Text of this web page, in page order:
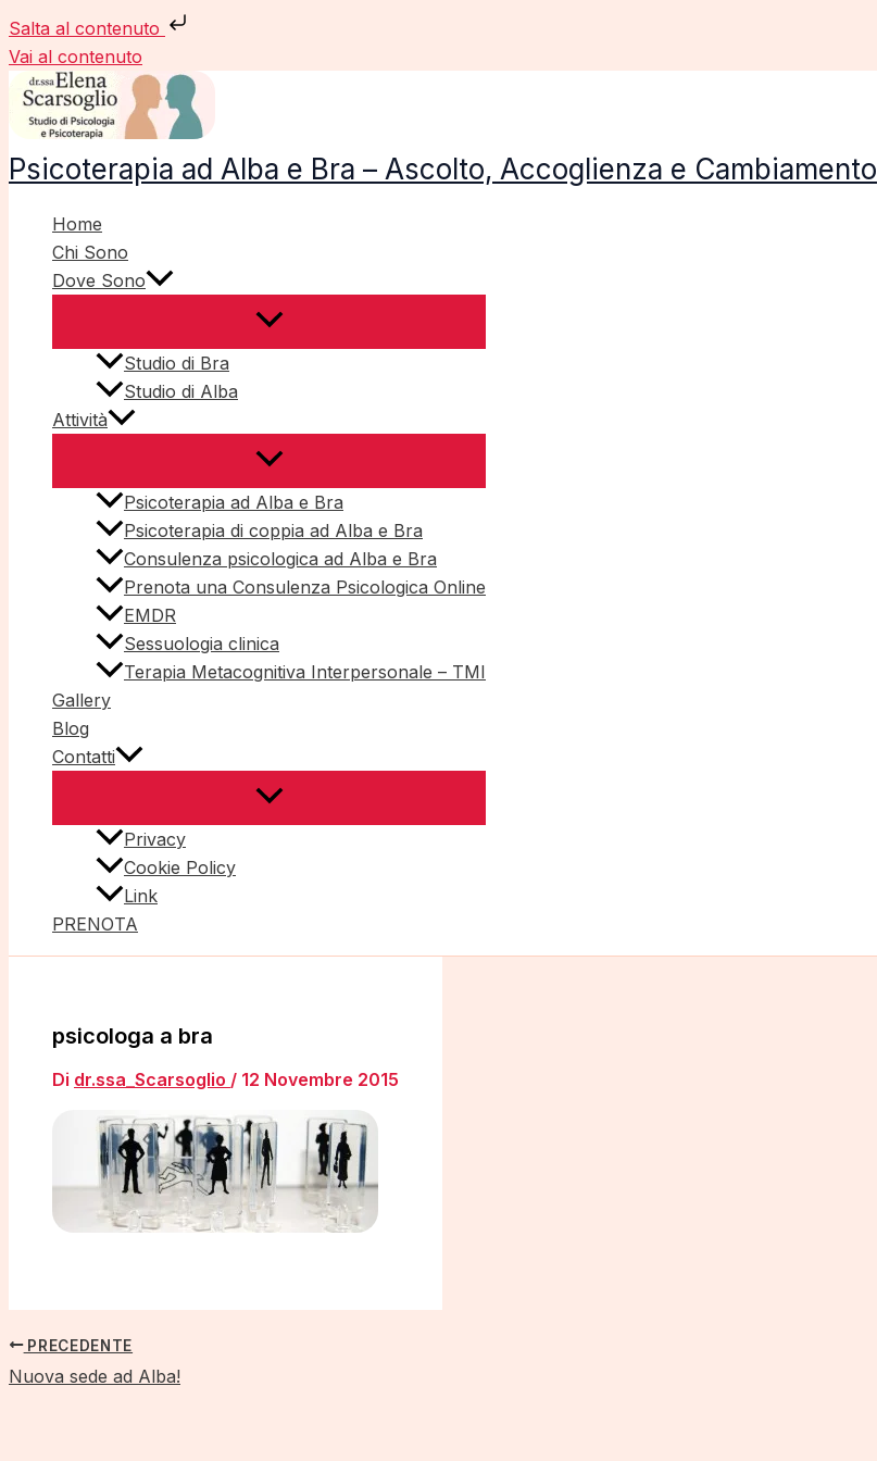
Salta al contenuto
Vai al contenuto
Psicoterapia ad Alba e Bra – Ascolto, Accoglienza e Cambiamento
Home
Chi Sono
Dove Sono
Studio di Bra
Studio di Alba
Attività
Psicoterapia ad Alba e Bra
Psicoterapia di coppia ad Alba e Bra
Consulenza psicologica ad Alba e Bra
Prenota una Consulenza Psicologica Online
EMDR
Sessuologia clinica
Terapia Metacognitiva Interpersonale – TMI
Gallery
Blog
Contatti
Privacy
Cookie Policy
Link
PRENOTA
psicologa a bra
Di dr.ssa_Scarsoglio / 12 Novembre 2015
PRECEDENTE
Nuova sede ad Alba!